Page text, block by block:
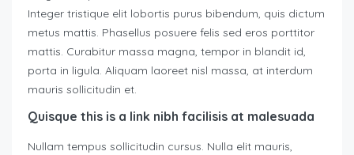
Integer tristique elit lobortis purus bibendum, quis dictum
metus mattis. Phasellus posuere felis sed eros porttitor
mattis. Curabitur massa magna, tempor in blandit id,
porta in ligula. Aliquam laoreet nisl massa, at interdum
mauris sollicitudin et.
Quisque this is a link nibh facilisis at malesuada
Nullam tempus sollicitudin cursus. Nulla elit mauris,